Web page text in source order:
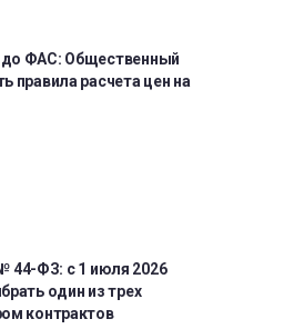
ФАС: Общественный
правила расчета цен на
44-ФЗ: с 1 июля 2026
один из трех
контрактов